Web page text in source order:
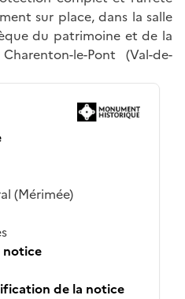
sur place, dans la salle
du patrimoine et de la
le-Pont (Val-de-
(Mérimée)
notice
de la notice